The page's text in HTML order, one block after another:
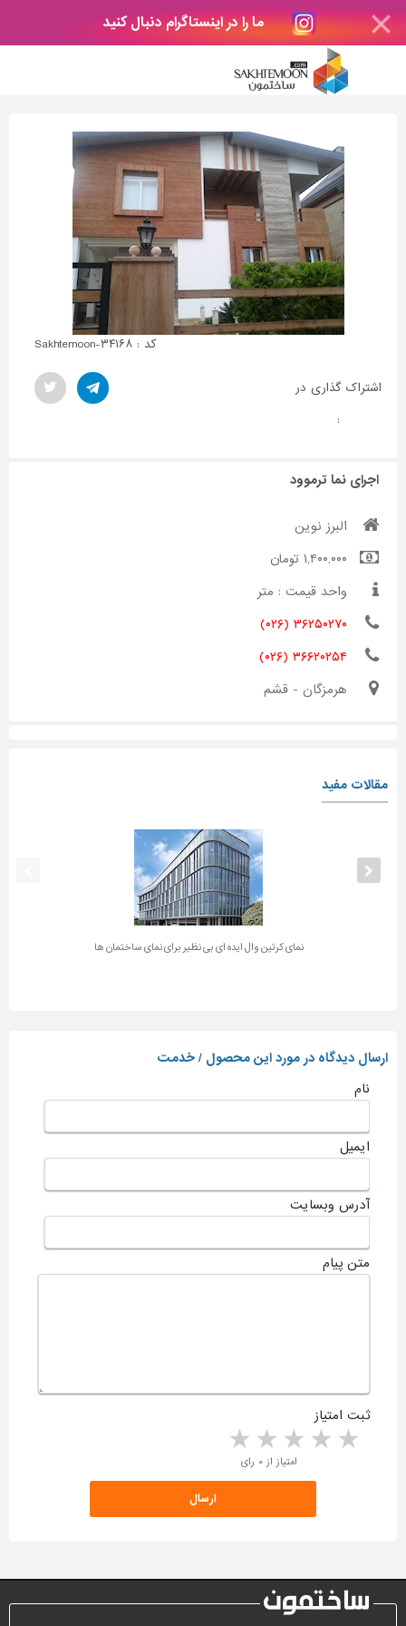
ما را در اینستاگرام دنبال کنید
کد : Sakhtemoon-۳۴۱۶۸
اشتراک گذاری در
:
اجرای نما ترموود
البرز نوین
۱,۴۰۰,۰۰۰ تومان
واحد قیمت : متر
۳۶۲۵۰۲۷۰ (۰۲۶)
۳۶۶۲۰۲۵۴ (۰۲۶)
هرمزگان - قشم
مقالات مفید
نمای کرتین وال ایده ای بی نظیر برای نمای ساختمان ها
ارسال دیدگاه در مورد این محصول / خدمت
نام
ایمیل
آدرس وبسایت
متن پیام
ثبت امتیاز
4 stars 3 stars 2 stars 1 star امتیاز از ۰ رای